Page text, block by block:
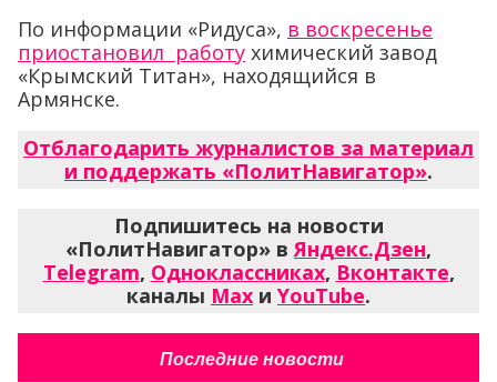
По информации «Ридуса», в воскресенье
приостановил работу химический завод
«Крымский Титан», находящийся в
Армянске.
Отблагодарить журналистов за материал
и поддержать «ПолитНавигатор».
Подпишитесь на новости
«ПолитНавигатор» вЯндекс.Дзен,
Telegram, Одноклассниках, Вконтакте,
каналы Max и YouTube.
Последние новости